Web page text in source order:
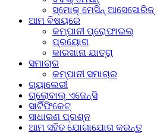
ସ୍ମୋକ୍ ମେସିନ୍ ଆସେସୋରିଜ୍
ଆମ ବିଷୟରେ
କମ୍ପାନୀ ପ୍ରୋଫାଇଲ୍
ପ୍ରୟୋଗ
କାରଖାନା ଯାତ୍ରା
ସମାଚାର
କମ୍ପାନୀ ସମାଚାର
ଗ୍ୟାଲେରୀ
ଗ୍ଲୋବାଲ୍ ଏଜେନ୍ସି
ସାର୍ଟିଫିକେଟ୍
ସାଧାରଣ ପ୍ରଶ୍ନ
ଆମ ସହିତ ଯୋଗାଯୋଗ କରନ୍ତୁ